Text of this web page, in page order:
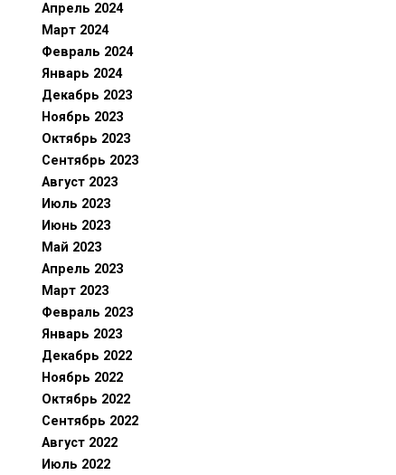
Апрель 2024
Март 2024
Февраль 2024
Январь 2024
Декабрь 2023
Ноябрь 2023
Октябрь 2023
Сентябрь 2023
Август 2023
Июль 2023
Июнь 2023
Май 2023
Апрель 2023
Март 2023
Февраль 2023
Январь 2023
Декабрь 2022
Ноябрь 2022
Октябрь 2022
Сентябрь 2022
Август 2022
Июль 2022